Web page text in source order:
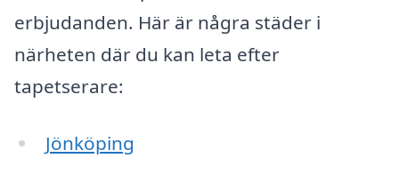
erbjudanden. Här är några städer i
närheten där du kan leta efter
tapetserare:
Jönköping